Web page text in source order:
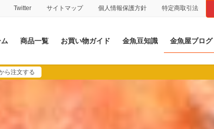
Twitter サイトマップ 個人情報保護方針 特定商取引法
商品一覧 お買い物ガイド 金魚豆知識 金魚屋ブログ
ら注文する